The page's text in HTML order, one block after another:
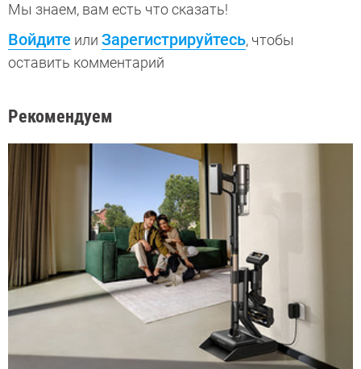
Мы знаем, вам есть что сказать!
Войдите или Зарегистрируйтесь, чтобы
оставить комментарий
Рекомендуем